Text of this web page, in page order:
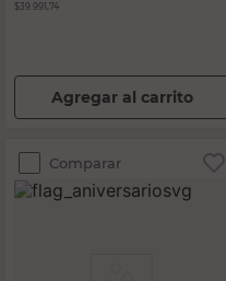
$39.991,74
Agregar al carrito
Comparar